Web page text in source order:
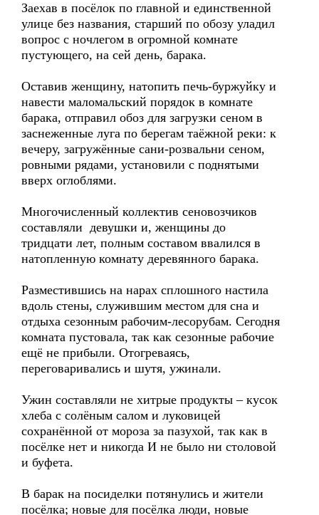
Заехав в посёлок по главной и единственной
улице без названия, старший по обозу уладил
вопрос с ночлегом в огромной комнате
пустующего, на сей день, барака.
Оставив женщину, натопить печь-буржуйку и
навести маломальский порядок в комнате
барака, отправил обоз для загрузки сеном в
заснеженные луга по берегам таёжной реки: к
вечеру, загружённые сани-розвальни сеном,
ровными рядами, установили с поднятыми
вверх оглоблями.
Многочисленный коллектив сеновозчиков
составляли девушки и, женщины до
тридцати лет, полным составом ввалился в
натопленную комнату деревянного барака.
Разместившись на нарах сплошного настила
вдоль стены, служившим местом для сна и
отдыха сезонным рабочим-лесорубам. Сегодня
комната пустовала, так как сезонные рабочие
ещё не прибыли. Отогреваясь,
переговаривались и шутя, ужинали.
Ужин составляли не хитрые продукты – кусок
хлеба с солёным салом и луковицей
сохранённой от мороза за пазухой, так как в
посёлке нет и никогда И не было ни столовой
и буфета.
В барак на посиделки потянулись и жители
посёлка; новые для посёлка люди, новые